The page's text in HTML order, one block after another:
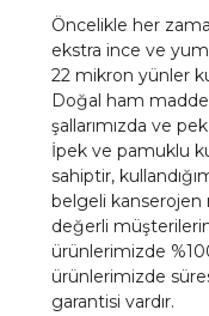
Öncelikle her
ekstra ince ve
22 mikron yünler
Doğal ham
şallarımızda ve
İpek ve pamuklu
sahiptir,
belgeli kanserojen
değerli
ürünlerimizde
ürünlerimizde
garantisi vardır.